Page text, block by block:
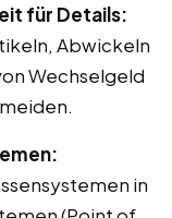
für Details:
Abwickeln
Wechselgeld
in